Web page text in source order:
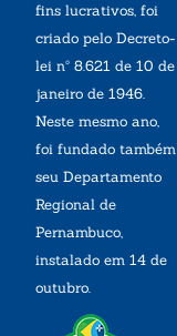
fins lucrativos, foi
criado pelo Decreto-
lei nº 8.621 de 10 de
janeiro de 1946.
Neste mesmo ano,
foi fundado também
seu Departamento
Regional de
Pernambuco,
instalado em 14 de
outubro.